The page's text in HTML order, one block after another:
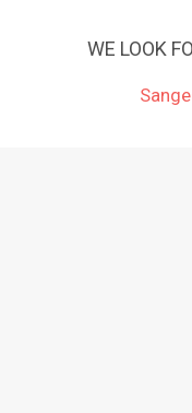
WE LOOK